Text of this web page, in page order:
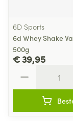
6D Sports
6d Whey Shake
500g
€ 39,95